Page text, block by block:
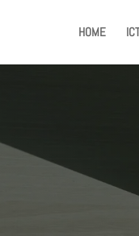
HOME